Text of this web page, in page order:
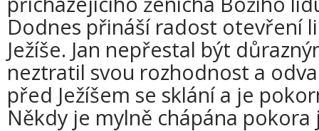
Dodnes přináší radost otevření
Ježíše. Jan nepřestal být
neztratil svou rozhodnost a
před Ježíšem se sklání a je
Někdy je mylně chápána